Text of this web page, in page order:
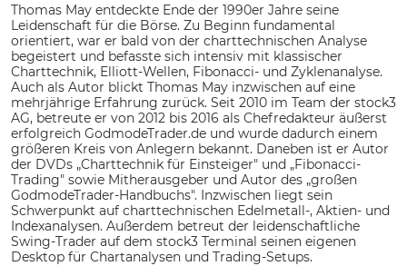
Thomas May entdeckte Ende der 1990er Jahre seine
Leidenschaft für die Börse. Zu Beginn fundamental
orientiert, war er bald von der charttechnischen Analyse
begeistert und befasste sich intensiv mit klassischer
Charttechnik, Elliott-Wellen, Fibonacci- und Zyklenanalyse.
Auch als Autor blickt Thomas May inzwischen auf eine
mehrjährige Erfahrung zurück. Seit 2010 im Team der stock3
AG, betreute er von 2012 bis 2016 als Chefredakteur äußerst
erfolgreich GodmodeTrader.de und wurde dadurch einem
größeren Kreis von Anlegern bekannt. Daneben ist er Autor
der DVDs „Charttechnik für Einsteiger" und „Fibonacci-
Trading" sowie Mitherausgeber und Autor des „großen
GodmodeTrader-Handbuchs". Inzwischen liegt sein
Schwerpunkt auf charttechnischen Edelmetall-, Aktien- und
Indexanalysen. Außerdem betreut der leidenschaftliche
Swing-Trader auf dem stock3 Terminal seinen eigenen
Desktop für Chartanalysen und Trading-Setups.